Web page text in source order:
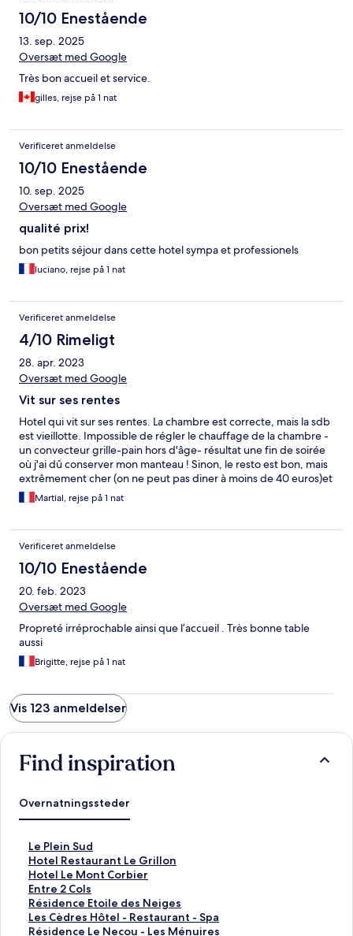
10/10 Enestående
13. sep. 2025
Oversæt med Google
Très bon accueil et service.
gilles, rejse på 1 nat
Verificeret anmeldelse
10/10 Enestående
10. sep. 2025
Oversæt med Google
qualité prix!
bon petits séjour dans cette hotel sympa et professionels
luciano, rejse på 1 nat
Verificeret anmeldelse
4/10 Rimeligt
28. apr. 2023
Oversæt med Google
Vit sur ses rentes
Hotel qui vit sur ses rentes. La chambre est correcte, mais la sdb
est vieillotte. Impossible de régler le chauffage de la chambre -
un convecteur grille-pain hors d'âge- résultat une fin de soirée
où j'ai dû conserver mon manteau ! Sinon, le resto est bon, mais
extrêmement cher (on ne peut pas diner à moins de 40 euros)et
pas très généreux sur les quantités. Bref, rapport qualité/prix
pas génial.
Martial, rejse på 1 nat
Verificeret anmeldelse
10/10 Enestående
20. feb. 2023
Oversæt med Google
Propreté irréprochable ainsi que l’accueil . Très bonne table
aussi
Brigitte, rejse på 1 nat
Vis 123 anmeldelser
Find inspiration
Overnatningssteder
Le Plein Sud
L
i
n
k
å
b
n
Hotel Restaurant Le Grillon
L
i
n
k
å
b
Hotel Le Mont Corbier
L
i
n
k
å
Entre 2 Cols
L
i
n
k
Résidence Etoile des Neiges
L
i
n
Les Cèdres Hôtel - Restaurant - Spa
L
iRésidence Le Necou - Les Ménuires
L